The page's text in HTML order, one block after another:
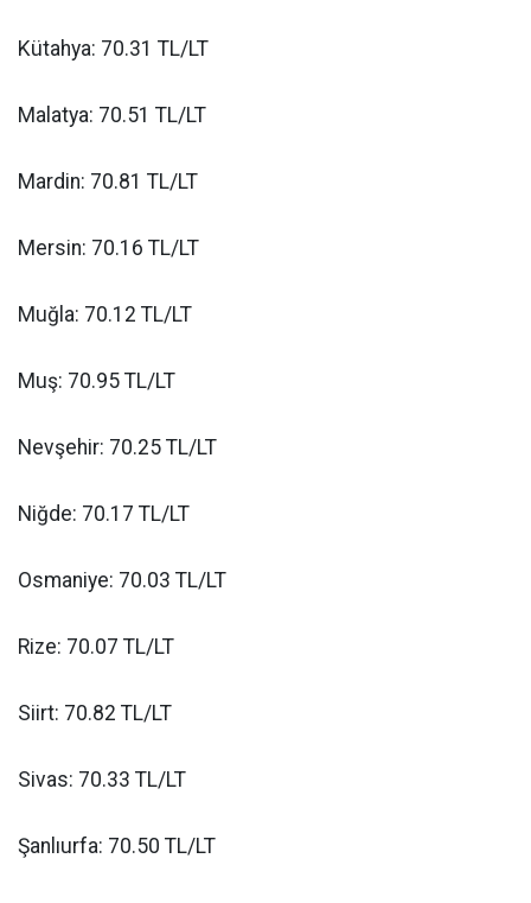
Kütahya: 70.31 TL/LT
Malatya: 70.51 TL/LT
Mardin: 70.81 TL/LT
Mersin: 70.16 TL/LT
Muğla: 70.12 TL/LT
Muş: 70.95 TL/LT
Nevşehir: 70.25 TL/LT
Niğde: 70.17 TL/LT
Osmaniye: 70.03 TL/LT
Rize: 70.07 TL/LT
Siirt: 70.82 TL/LT
Sivas: 70.33 TL/LT
Şanlıurfa: 70.50 TL/LT